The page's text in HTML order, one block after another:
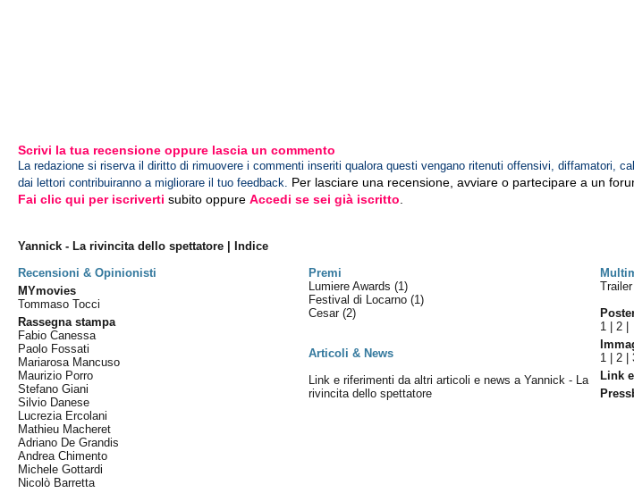
Scrivi la tua recensione oppure lascia un commento
La redazione si riserva il diritto di rimuovere i commenti inseriti qualora questi vengano ritenuti offensivi, diffamatori,
dai lettori contribuiranno a migliorare il tuo feedback. Per lasciare una recensione, avviare o partecipare a un
Fai clic qui per iscriverti subito oppureAccedi se sei già iscritto
Yannick - La rivincita dello spettatore | Indice
Recensioni & Opinionisti
Premi
MYmovies
Tommaso Tocci
Rassegna stampa
Fabio Canessa
Paolo Fossati
Mariarosa Mancuso
Maurizio Porro
Stefano Giani
Silvio Danese
Lucrezia Ercolani
Mathieu Macheret
Adriano De Grandis
Andrea Chimento
Michele Gottardi
Nicolò Barretta
Lumiere Awards(1)
Festival di Locarno(1)
Cesar(2)
Articoli & News
Link e riferimenti da altri articoli e news a Yannick - La
rivincita dello spettatore
1 |2
1 |2 |
Link